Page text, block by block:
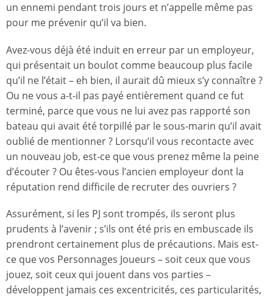
un ennemi pendant trois jours et n’appelle même pas
pour me prévenir qu’il va bien.
Avez-vous déjà été induit en erreur par un employeur,
qui présentait un boulot comme beaucoup plus facile
qu’il ne l’était – eh bien, il aurait dû mieux s’y connaître ?
Ou ne vous a-t-il pas payé entièrement quand ce fut
terminé, parce que vous ne lui avez pas rapporté son
bateau qui avait été torpillé par le sous-marin qu’il avait
oublié de mentionner ? Lorsqu’il vous recontacte avec
un nouveau job, est-ce que vous prenez même la peine
d’écouter ? Ou êtes-vous l’ancien employeur dont la
réputation rend difficile de recruter des ouvriers ?
Assurément, si les PJ sont trompés, ils seront plus
prudents à l’avenir ; s’ils ont été pris en embuscade ils
prendront certainement plus de précautions. Mais est-
ce que vos Personnages Joueurs – soit ceux que vous
jouez, soit ceux qui jouent dans vos parties –
développent jamais ces excentricités, ces particularités,